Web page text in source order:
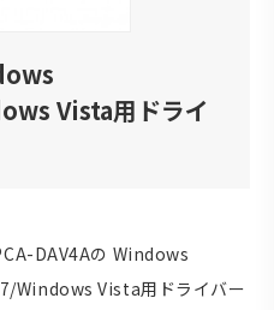
Vista用ドライ
DAV4Aの Windows
Windows Vista用ドライバー